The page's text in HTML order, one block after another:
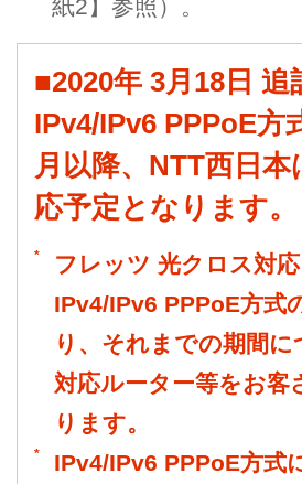
紙2】参照）。
■2020年 3月18日 追
IPv4/IPv6 PPPoE方
月以降、NTT西日
応予定となります。
*
フレッツ 光クロス対
IPv4/IPv6 PPPoE方式
り、それまでの期間
対応ルーター等をお客
ります。
*
IPv4/IPv6 PPPoE方式